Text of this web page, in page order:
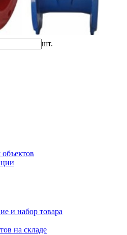
шт.
и набор товара
на складе